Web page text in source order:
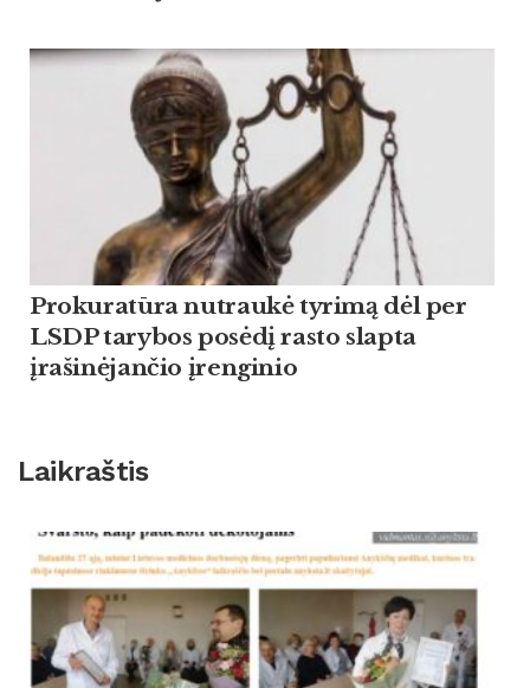
Prokuratūra nutraukė tyrimą dėl per
LSDP tarybos posėdį rasto slapta
įrašinėjančio įrenginio
Laikraštis